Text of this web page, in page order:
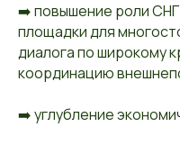
➡️ повышение роли СНГ
площадки для
диалога по широкому
координацию
➡️ углубление